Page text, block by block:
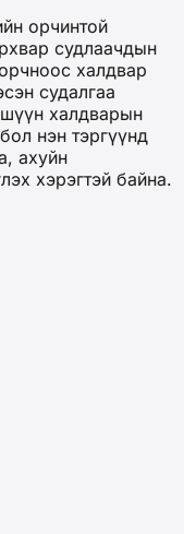
орчинтой
судлаачдын
халдвар
судалгаа
халдварын
нэн тэргүүнд
ахуйн
хэрэгтэй байна.